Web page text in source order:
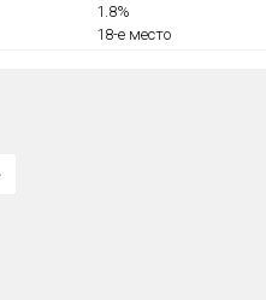
1.8%
18-е место